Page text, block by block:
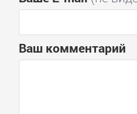
Ваш комментарий